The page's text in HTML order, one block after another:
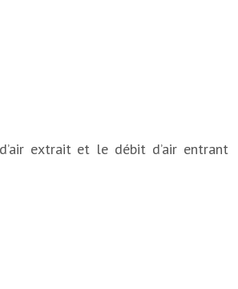
extrait et le débit d’air entrant